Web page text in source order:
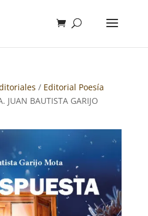
/ Editorial Poesía
JUAN BAUTISTA GARIJO